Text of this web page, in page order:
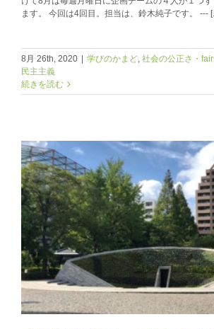
ます。 今回は4回目。担当は、鈴木純子です。 ---
8月 26th, 2020 | 学びのかまど 社会の公正さ・
民主主義
続きを読む